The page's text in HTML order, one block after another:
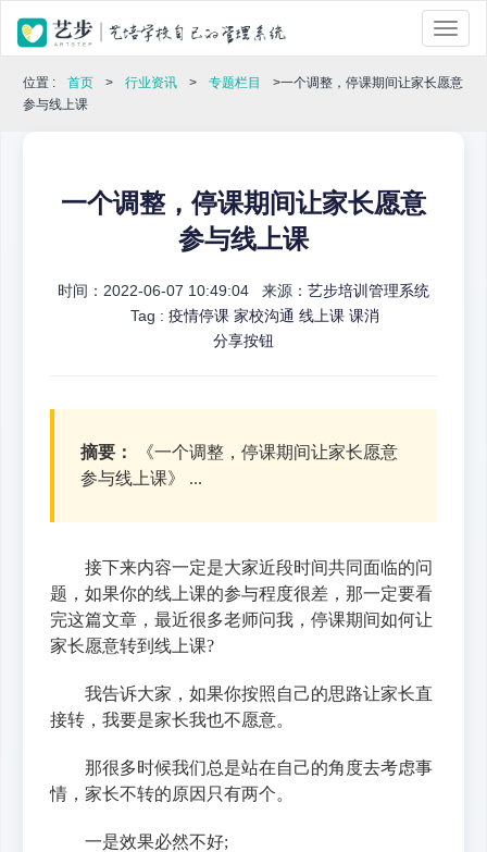
位置 : 首页 > 行业资讯 > 专题栏目
>一个调整，停课期间让家长愿意
参与线上课
一个调整，停课期间让家长愿意
参与线上课
时间：2022-06-07 10:49:04 来源： 艺步培训管理系统
Tag : 疫情停课 家校沟通 线上课 课消
分享按钮
摘要：
《一个调整，停课期间让家长愿意
参与线上课》 ...
接下来内容一定是大家近段时间共同面临的问
题，如果你的线上课的参与程度很差，那一定要看
完这篇文章，最近很多老师问我，停课期间如何让
家长愿意转到线上课?
我告诉大家，如果你按照自己的思路让家长直
接转，我要是家长我也不愿意。
那很多时候我们总是站在自己的角度去考虑事
情，家长不转的原因只有两个。
一是效果必然不好;